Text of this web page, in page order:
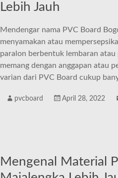
Lebih Jauh
Mendengar nama PVC Board
menyamakan atau
paralon berbentuk lembaran atau
memang dengan anggapan atau
varian dari PVC Board cukup
pvcboard April 28, 2022
Mengenal Material